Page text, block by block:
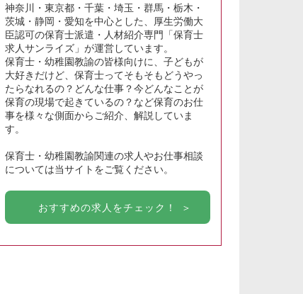
神奈川・東京都・千葉・埼玉・群馬・栃木・
茨城・静岡・愛知を中心とした、厚生労働大
臣認可の保育士派遣・人材紹介専門「保育士
求人サンライズ」が運営しています。
保育士・幼稚園教諭の皆様向けに、子どもが
大好きだけど、保育士ってそもそもどうやっ
たらなれるの？どんな仕事？今どんなことが
保育の現場で起きているの？など保育のお仕
事を様々な側面からご紹介、解説していま
す。
保育士・幼稚園教諭関連の求人やお仕事相談
については当サイトをご覧ください。
おすすめの求人をチェック！